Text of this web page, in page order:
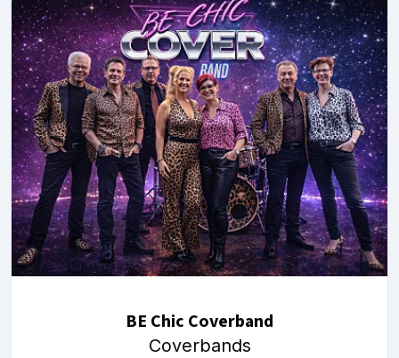
BE Chic Coverband
Coverbands